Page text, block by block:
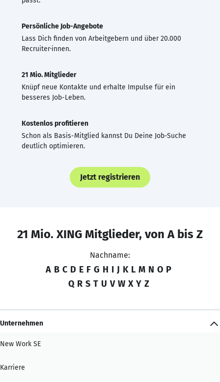
Persönliche Job-Angebote
Lass Dich finden von Arbeitgebern und über 20.000
Recruiter·innen.
21 Mio. Mitglieder
Knüpf neue Kontakte und erhalte Impulse für ein
besseres Job-Leben.
Kostenlos profitieren
Schon als Basis-Mitglied kannst Du Deine Job-Suche
deutlich optimieren.
Jetzt registrieren
21 Mio. XING Mitglieder, von A bis Z
Nachname:
A B C D E F G H I J K L M N O P
Q R S T U V W X Y Z
Unternehmen
New Work SE
Karriere